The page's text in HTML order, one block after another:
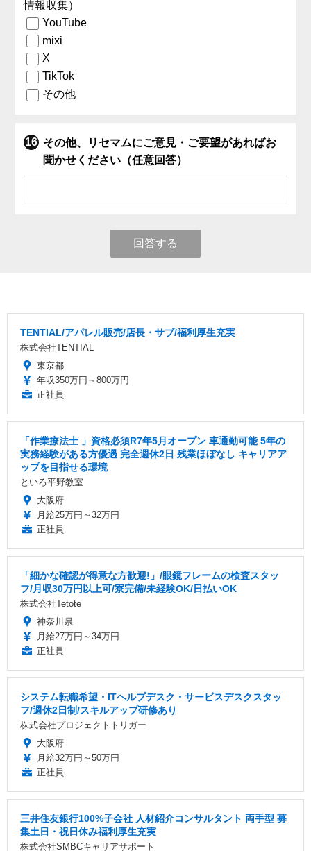
情報収集）
YouTube
mixi
X
TikTok
その他
その他、リセマムにご意見・ご要望があればお
聞かせください（任意回答）
回答する
TENTIAL/アパレル販売/店長・サブ/福利厚生充実
株式会社TENTIAL
東京都
年収350万円～800万円
正社員
「作業療法士 」資格必須R7年5月オープン 車通勤可能 5年の
実務経験がある方優遇 完全週休2日 残業ほぼなし キャリアア
ップを目指せる環境
といろ平野教室
大阪府
月給25万円～32万円
正社員
「細かな確認が得意な方歓迎!」/眼鏡フレームの検査スタッ
フ/月収30万円以上可/寮完備/未経験OK/日払いOK
株式会社Tetote
神奈川県
月給27万円～34万円
正社員
システム転職希望・ITヘルプデスク・サービスデスクスタッ
フ/週休2日制/スキルアップ研修あり
株式会社プロジェクトトリガー
大阪府
月給32万円～50万円
正社員
三井住友銀行100%子会社 人材紹介コンサルタント 両手型 募
集土日・祝日休み福利厚生充実
株式会社SMBCキャリアサポート